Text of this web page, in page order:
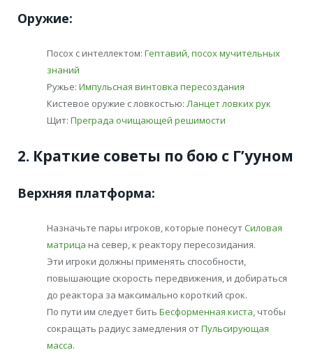
Оружие:
Посох с интеллектом: Гептавий, посох мучительных
знаний
Ружье: Импульсная винтовка пересоздания
Кистевое оружие с ловкостью: Ланцет ловких рук
Щит: Преграда очищающей решимости
2. Краткие советы по бою с Г’ууном
Верхняя платформа:
Назначьте пары игроков, которые понесутСиловая
матрица на север, к реактору пересозидания.
Эти игроки должны применять способности,
повышающие скорость передвижения, и добираться
до реактора за максимально короткий срок.
По пути им следует бить Бесформенная киста, чтобы
сокращать радиус замедления отПульсирующая
масса.